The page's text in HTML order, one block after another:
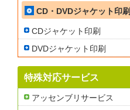
CD・DVDジャケット印刷
CDジャケット印刷
DVDジャケット印刷
特殊対応サービス
アッセンブリサービス